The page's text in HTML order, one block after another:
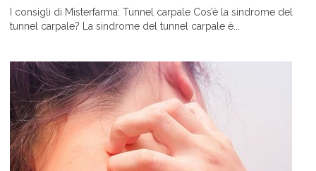
I consigli di Misterfarma: Tunnel carpale Cos’è la sindrome del
tunnel carpale? La sindrome del tunnel carpale è...